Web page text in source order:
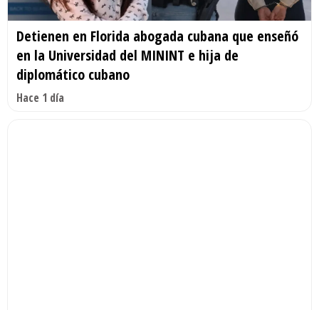
Detienen en Florida abogada cubana que enseñó
en la Universidad del MININT e hija de
diplomático cubano
Hace 1 día